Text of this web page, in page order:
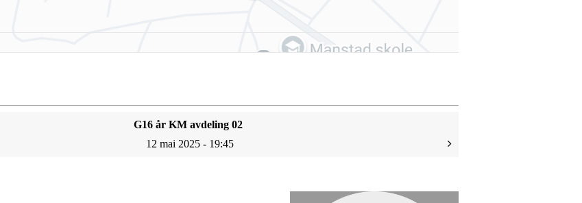
G16 år KM avdeling 02
12 mai 2025 - 19:45